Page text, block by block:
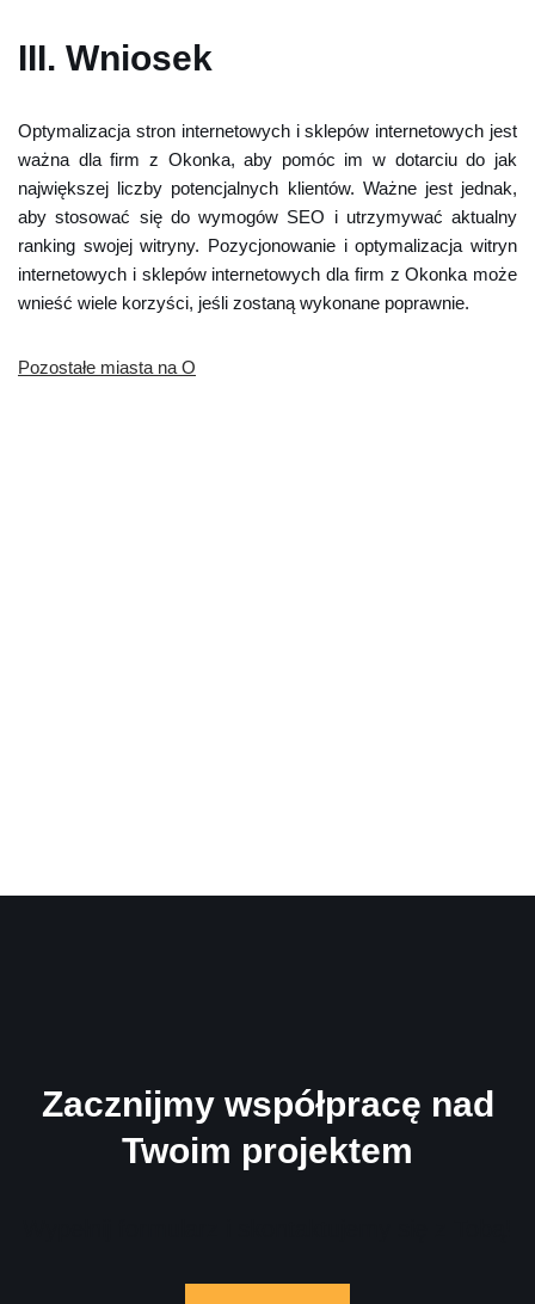
III. Wniosek
Optymalizacja stron internetowych i sklepów internetowych jest
ważna dla firm z Okonka, aby pomóc im w dotarciu do jak
największej liczby potencjalnych klientów. Ważne jest jednak,
aby stosować się do wymogów SEO i utrzymywać aktualny
ranking swojej witryny. Pozycjonowanie i optymalizacja witryn
internetowych i sklepów internetowych dla firm z Okonka może
wnieść wiele korzyści, jeśli zostaną wykonane poprawnie.
Pozostałe miasta na O
Zacznijmy współpracę nad
Twoim projektem